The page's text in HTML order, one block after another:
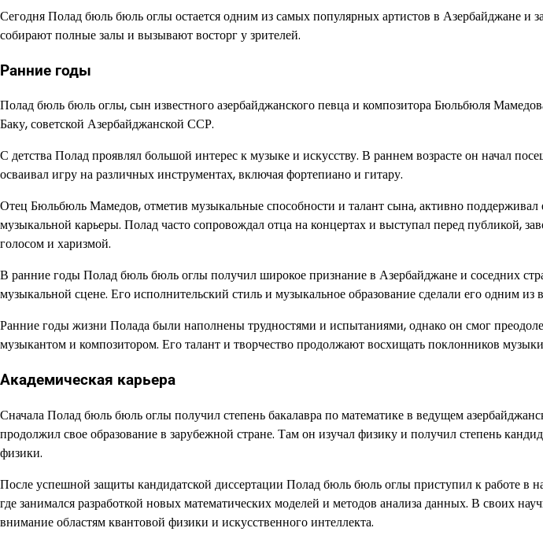
Сегодня Полад бюль бюль оглы остается одним из самых популярных артистов в Азербайджане и
собирают полные залы и вызывают восторг у зрителей.
Ранние годы
Полад бюль бюль оглы, сын известного азербайджанского певца и композитора Бюльбюля
Баку, советской Азербайджанской ССР.
С детства Полад проявлял большой интерес к музыке и искусству. В раннем возрасте он начал
осваивал игру на различных инструментах, включая фортепиано и гитару.
Отец Бюльбюль Мамедов, отметив музыкальные способности и талант сына, активно поддерживал
музыкальной карьеры. Полад часто сопровождал отца на концертах и выступал перед публикой,
голосом и харизмой.
В ранние годы Полад бюль бюль оглы получил широкое признание в Азербайджане и соседних
музыкальной сцене. Его исполнительский стиль и музыкальное образование сделали его одним из
Ранние годы жизни Полада были наполнены трудностями и испытаниями, однако он смог
музыкантом и композитором. Его талант и творчество продолжают восхищать поклонников
Академическая карьера
Сначала Полад бюль бюль оглы получил степень бакалавра по математике в ведущем
продолжил свое образование в зарубежной стране. Там он изучал физику и получил степень
физики.
После успешной защиты кандидатской диссертации Полад бюль бюль оглы приступил к работе в
где занимался разработкой новых математических моделей и методов анализа данных. В своих
внимание областям квантовой физики и искусственного интеллекта.